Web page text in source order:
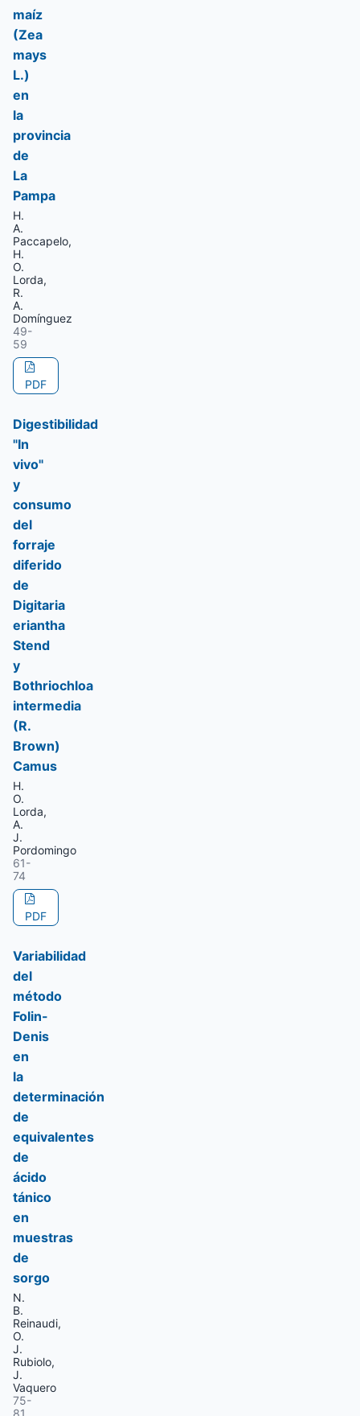
maíz
(Zea
mays
L.)
en
la
provincia
de
La
Pampa
H.
A.
Paccapelo,
H.
O.
Lorda,
R.
A.
Domínguez
49-
59
PDF
Digestibilidad
"In
vivo"
y
consumo
del
forraje
diferido
de
Digitaria
eriantha
Stend
y
Bothriochloa
intermedia
(R.
Brown)
Camus
H.
O.
Lorda,
A.
J.
Pordomingo
61-
74
PDF
Variabilidad
del
método
Folin-
Denis
en
la
determinación
de
equivalentes
de
ácido
tánico
en
muestras
de
sorgo
N.
B.
Reinaudi,
O.
J.
Rubiolo,
J.
Vaquero
75-
81